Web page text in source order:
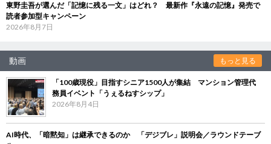
東野圭吾が選んだ「記憶に残る一文」はどれ？ 最新作『永遠の記憶』発売で
読者参加型キャンペーン
2026年8月7日
動画 もっと見る
「100歳現役」目指すシニア1500人が集結 マンション管理代
務員イベント「うぇるねすシップ」
2026年8月4日
AI時代、「暗黙知」は継承できるのか 「デジブレ」説明会／ラウンドテーブ